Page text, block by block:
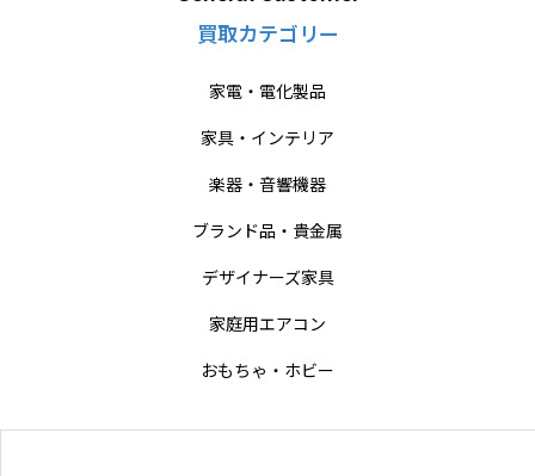
買取カテゴリー
家電・電化製品
家具・インテリア
楽器・音響機器
ブランド品・貴金属
デザイナーズ家具
家庭用エアコン
おもちゃ・ホビー